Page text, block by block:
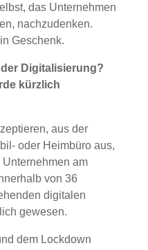
das Unternehmen
nachzudenken.
Geschenk.
Digitalisierung?
kürzlich
aus der
oder Heimbüro aus,
am
von 36
digitalen
gewesen.
dem Lockdown